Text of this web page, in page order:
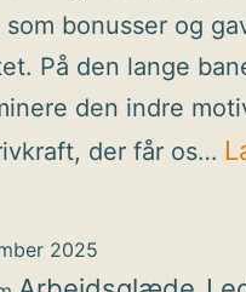
bonusser og
På den lange
den indre
der får os…
2025